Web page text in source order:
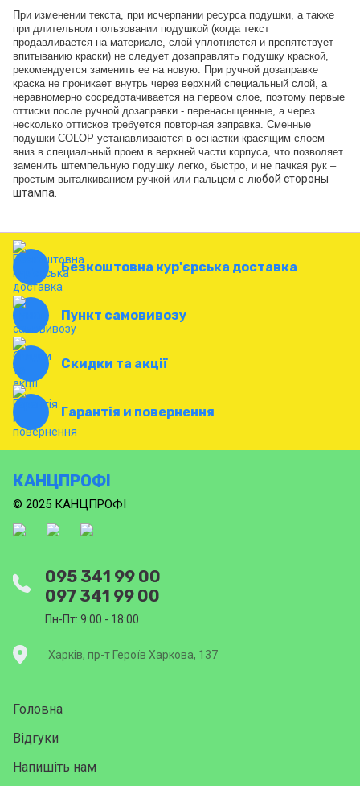
При изменении текста, при исчерпании ресурса подушки, а также
при длительном пользовании подушкой (когда текст
продавливается на материале, слой уплотняется и препятствует
впитыванию краски) не следует дозаправлять подушку краской,
рекомендуется заменить ее на новую. При ручной дозаправке
краска не проникает внутрь через верхний специальный слой, а
неравномерно сосредотачивается на первом слое, поэтому первые
оттиски после ручной дозаправки - перенасыщенные, а через
несколько оттисков требуется повторная заправка. Сменные
подушки COLOP устанавливаются в оснастки красящим слоем
вниз в специальный проем в верхней части корпуса, что позволяет
заменить штемпельную подушку легко, быстро, и не пачкая рук –
простым выталкиванием ручкой или пальцем с любой стороны
штампа.
Безкоштовна кур'єрська доставка
Пункт самовивозу
Скидки та акції
Гарантія и повернення
КАНЦПРОФІ
© 2025 КАНЦПРОФІ
095 341 99 00
097 341 99 00
Пн-Пт: 9:00 - 18:00
Харків, пр-т Героїв Харкова, 137
Головна
Відгуки
Напишіть нам